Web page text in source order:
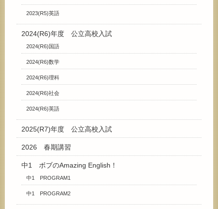
2023(R5)英語
2024(R6)年度 公立高校入試
2024(R6)国語
2024(R6)数学
2024(R6)理科
2024(R6)社会
2024(R6)英語
2025(R7)年度 公立高校入試
2026 春期講習
中1 ボブのAmazing English！
中1 PROGRAM1
中1 PROGRAM2